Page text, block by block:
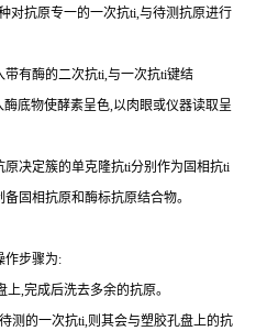
对抗原专一的一次抗ti,与待测抗原进行
带有酶的二次抗ti,与一次抗ti键结
酶底物使酵素呈色,以肉眼或仪器读取呈
原决定簇的单克隆抗ti分别作为固相抗ti
固相抗原和酶标抗原结合物。
作步骤为:
,完成后洗去多余的抗原。
测的一次抗ti,则其会与塑胶孔盘上的抗